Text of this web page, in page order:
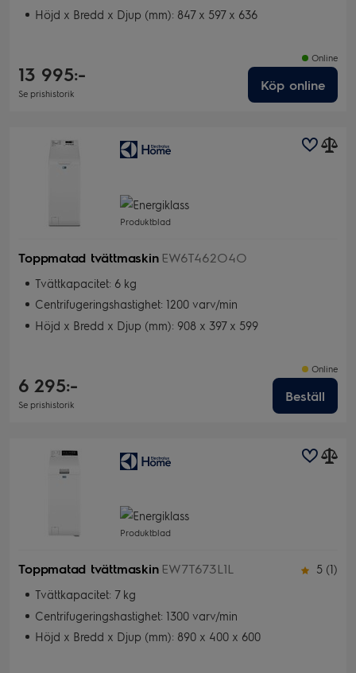
Höjd x Bredd x Djup (mm): 847 x 597 x 636
13 995:-
Se prishistorik
Online
Köp online
Produktblad
Toppmatad tvättmaskin EW6T462O4O
Tvättkapacitet: 6 kg
Centrifugeringshastighet: 1200 varv/min
Höjd x Bredd x Djup (mm): 908 x 397 x 599
6 295:-
Se prishistorik
Online
Beställ
Produktblad
Toppmatad tvättmaskin EW7T673L1L
5 (1)
Tvättkapacitet: 7 kg
Centrifugeringshastighet: 1300 varv/min
Höjd x Bredd x Djup (mm): 890 x 400 x 600